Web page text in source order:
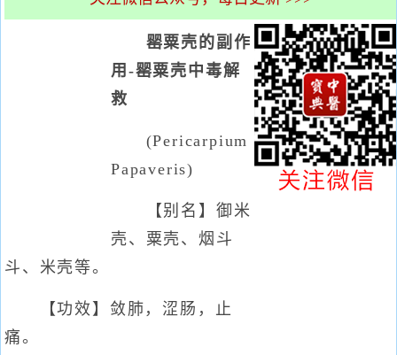
罂粟壳的副作
用-罂粟壳中毒解
救
(Pericarpium
Papaveris)
【别名】御米
壳、粟壳、烟斗
斗、米壳等。
【功效】敛肺，涩肠，止
痛。